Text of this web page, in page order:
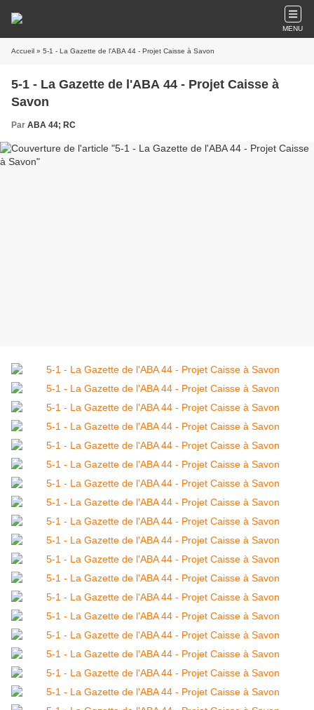
MENU
Accueil » 5-1 - La Gazette de l'ABA 44 - Projet Caisse à Savon
5-1 - La Gazette de l'ABA 44 - Projet Caisse à
Savon
Par ABA 44; RC